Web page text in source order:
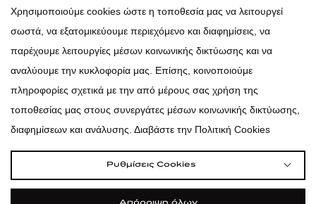
atticadps
Χρησιμοποιούμε cookies ώστε η τοποθεσία μας να λειτουργεί
σωστά, να εξατομικεύουμε περιεχόμενο και διαφημίσεις, να
παρέχουμε λειτουργίες μέσων κοινωνικής δικτύωσης και να
αναλύουμε την κυκλοφορία μας. Επίσης, κοινοποιούμε
πληροφορίες σχετικά με την από μέρους σας χρήση της
τοποθεσίας μας στους συνεργάτες μέσων κοινωνικής δικτύωσης,
διαφημίσεων και ανάλυσης. Διαβάστε την Πολιτική Cookies
Ρυθμίσεις Cookies